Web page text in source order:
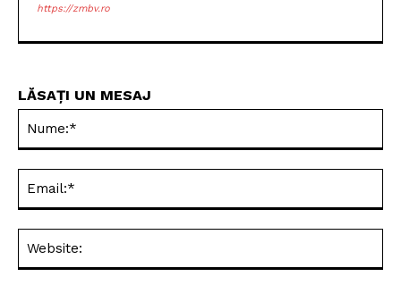
https://zmbv.ro
LĂSAȚI UN MESAJ